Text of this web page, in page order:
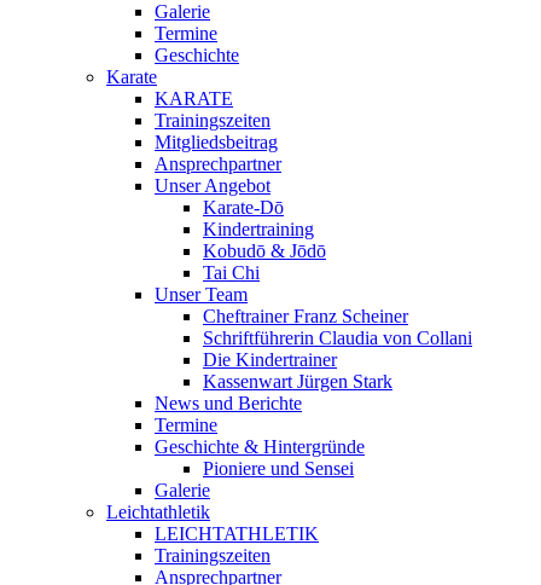
Galerie
Termine
Geschichte
Karate
KARATE
Trainingszeiten
Mitgliedsbeitrag
Ansprechpartner
Unser Angebot
Karate-Dō
Kindertraining
Kobudō & Jōdō
Tai Chi
Unser Team
Cheftrainer Franz Scheiner
Schriftführerin Claudia von Collani
Die Kindertrainer
Kassenwart Jürgen Stark
News und Berichte
Termine
Geschichte & Hintergründe
Pioniere und Sensei
Galerie
Leichtathletik
LEICHTATHLETIK
Trainingszeiten
Ansprechpartner